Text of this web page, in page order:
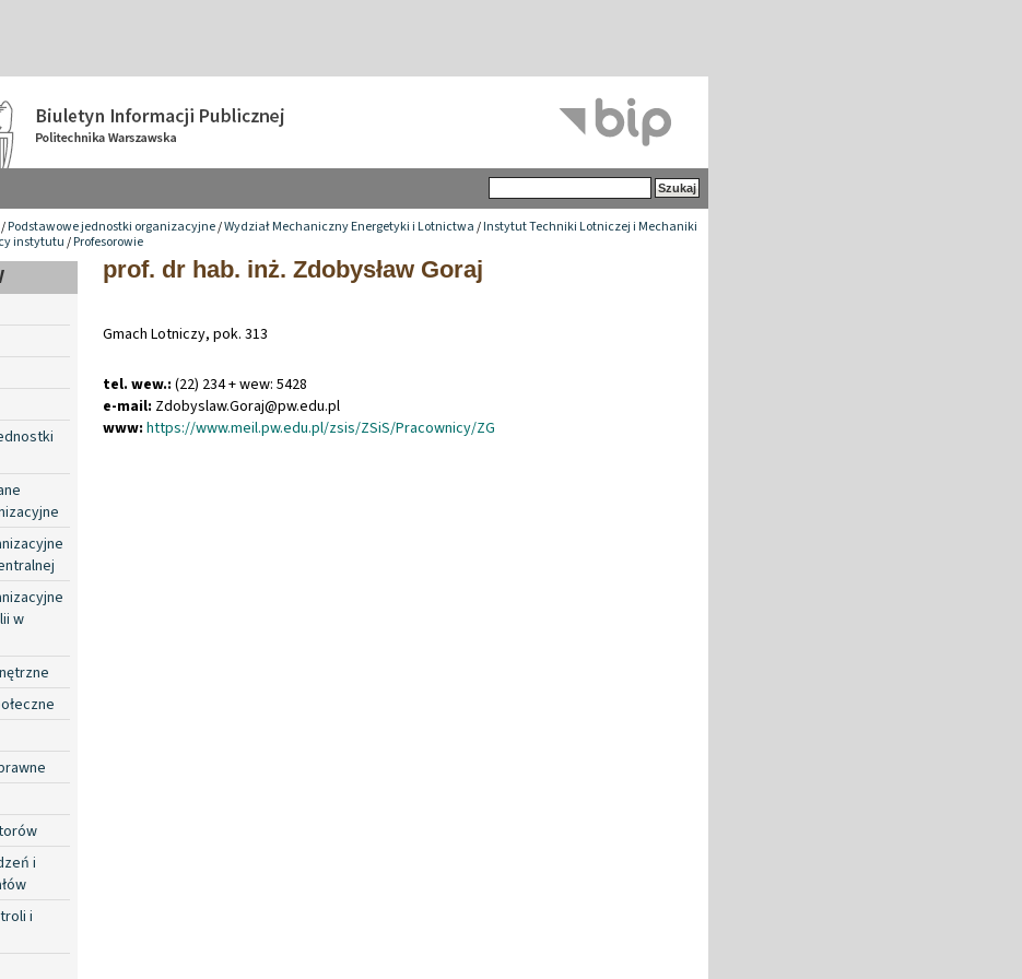
/Podstawowe jednostki organizacyjne/Wydział Mechaniczny Energetyki i Lotnictwa/Instytut Techniki Lotniczej i Mechaniki
instytutu/Profesorowie
w
i
i
prof. dr hab. inż. Zdobysław Goraj
Gmach Lotniczy, pok. 313
tel. wew.: (22) 234 + wew: 5428
e-mail: Zdobyslaw.Goraj@pw.edu.pl
www: https://www.meil.pw.edu.pl/zsis/ZSiS/Pracownicy/ZG